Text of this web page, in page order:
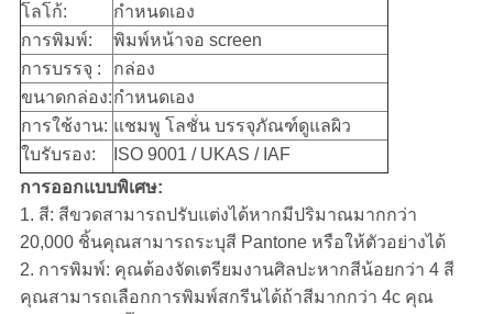
โลโก้:
กำหนดเอง
การพิมพ์:
พิมพ์หน้าจอ screen
การบรรจุ :
กล่อง
ขนาดกล่อง:กำหนดเอง
การใช้งาน: แชมพู โลชั่น บรรจุภัณฑ์ดูแลผิว
ใบรับรอง:
ISO 9001 / UKAS / IAF
การออกแบบพิเศษ:
1. สี: สีขวดสามารถปรับแต่งได้หากมีปริมาณมากกว่า
20,000 ชิ้นคุณสามารถระบุสี Pantone หรือให้ตัวอย่างได้
2. การพิมพ์: คุณต้องจัดเตรียมงานศิลปะหากสีน้อยกว่า 4 สี
คุณสามารถเลือกการพิมพ์สกรีนได้ถ้าสีมากกว่า 4c คุณ